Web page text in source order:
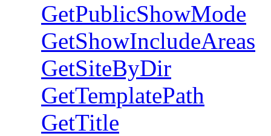
GetPublicShowMode
GetShowIncludeAreas
GetSiteByDir
GetTemplatePath
GetTitle